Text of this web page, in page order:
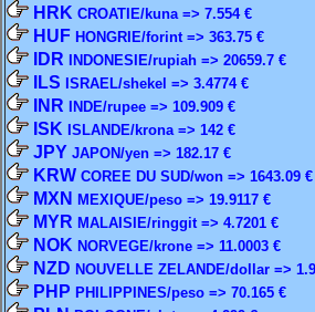
HRK CROATIE/kuna => 7.554 €
HUF HONGRIE/forint => 363.75 €
IDR INDONESIE/rupiah => 20659.7 €
ILS ISRAEL/shekel => 3.4774 €
INR INDE/rupee => 109.909 €
ISK ISLANDE/krona => 142 €
JPY JAPON/yen => 182.17 €
KRW COREE DU SUD/won => 1643.09 €
MXN MEXIQUE/peso => 19.9117 €
MYR MALAISIE/ringgit => 4.7201 €
NOK NORVEGE/krone => 11.0003 €
NZD NOUVELLE ZELANDE/dollar =>
PHP PHILIPPINES/peso => 70.165 €